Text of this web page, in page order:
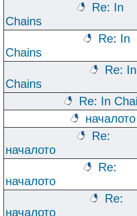
Re: In
Chains
Re: In
Chains
Re: In
Chains
Re: In
началото
Re:
началото
Re:
началото
Re:
началото